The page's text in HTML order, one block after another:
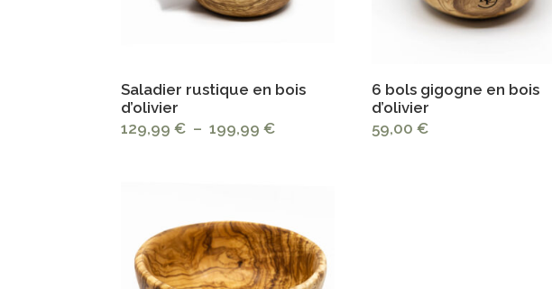
Saladier rustique en bois
d’olivier
129,99€ – 199,99€Plage
199,99 €
6 bols gigogne en bois
d’olivier
59,00€